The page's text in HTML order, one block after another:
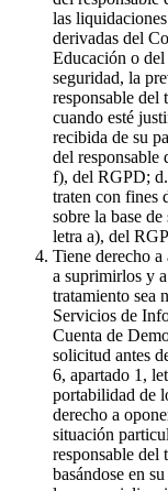
las
derivadas del
Educación o
seguridad, la
responsable del
cuando esté
recibida de su
del
f), del RGPD; d.
traten con fines
sobre la base
letra a), del
Tiene derecho a
a suprimirlos y
tratamiento sea
Servicios de
Cuenta de
solicitud antes
6, apartado 1,
portabilidad de
derecho a
situación
responsable del
basándose en